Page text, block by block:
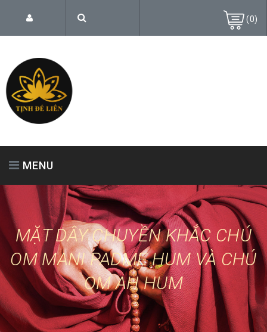
(0)
MENU
TRANG CHỦ GIỚI THIỆU SẢN PHẨM
TIN TỨC LIÊN HỆ
MẶT DÂY CHUYỀN KHẮC CHÚ
OM MANI PADME HUM VÀ CHÚ
OM AH HUM